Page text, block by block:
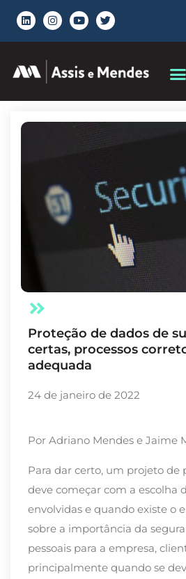
Proteção de dados de sucesso: pessoas
certas, processos
adequada
24 de janeiro de 2022
Por Adriano Mendes e Jaime
Para dar certo, um projeto de
deve começar com a escolha
envolvidas e quando existe o
sobre a importância da
pessoais para a empresa,
principalmente quando se